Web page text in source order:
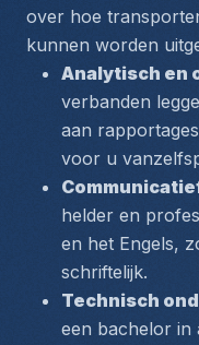
over hoe
kunnen worden
Analytisch en
verbanden
aan
voor u
helder en
en het Engels,
schriftelijk.
Technisch
een bachelor in